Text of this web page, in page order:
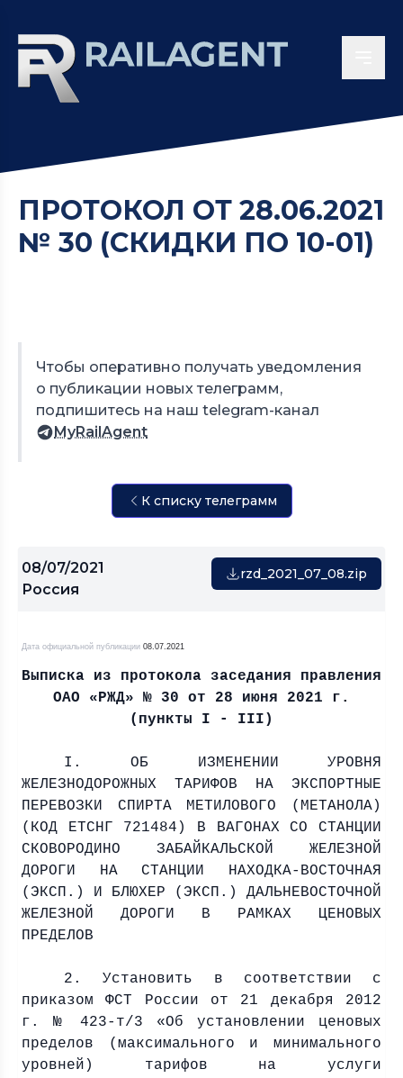
ПРОТОКОЛ ОТ 28.06.2021
№ 30 (СКИДКИ ПО 10-01)
Чтобы оперативно получать уведомления
о публикации новых телеграмм,
подпишитесь на наш telegram-канал
MyRailAgent
К списку телеграмм
08/07/2021
Россия
rzd_2021_07_08.zip
Дата официальной публикации 08.07.2021
Выписка из протокола заседания правления
ОАО «РЖД» № 30 от 28 июня 2021 г .
(пункты I - III)
I. ОБ ИЗМЕНЕНИИ УРОВНЯ
ЖЕЛЕЗНОДОРОЖНЫХ ТАРИФОВ НА ЭКСПОРТНЫЕ
ПЕРЕВОЗКИ СПИРТА МЕТИЛОВОГО (МЕТАНОЛА)
(КОД ЕТСНГ 721484) В ВАГОНАХ СО СТАНЦИИ
СКОВОРОДИНО ЗАБАЙКАЛЬСКОЙ ЖЕЛЕЗНОЙ
ДОРОГИ НА СТАНЦИИ НАХОДКА-ВОСТОЧНАЯ
(ЭКСП.) И БЛЮХЕР (ЭКСП.) ДАЛЬНЕВОСТОЧНОЙ
ЖЕЛЕЗНОЙ ДОРОГИ В РАМКАХ ЦЕНОВЫХ
ПРЕДЕЛОВ
2. Установить в соответствии с
приказом ФСТ России от 21 декабря 2012
г . № 423-т/3 «Об установлении ценовых
пределов (максимального и минимального
уровней) тарифов на услуги